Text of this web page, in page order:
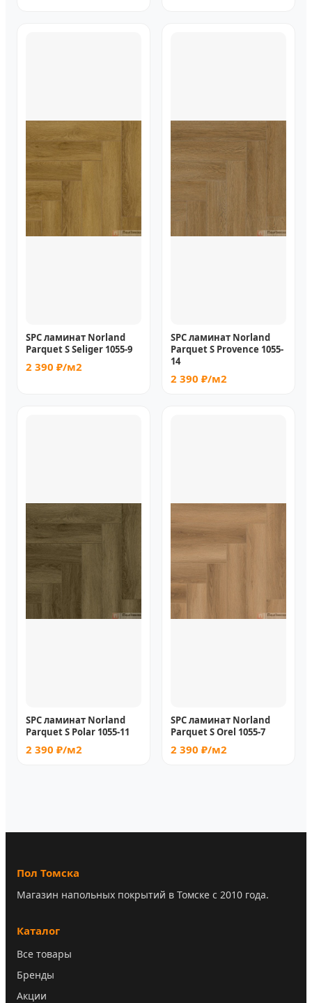
SPC ламинат Norland
Parquet S Seliger 1055-9
2 390 ₽/м2
SPC ламинат Norland
Parquet S Provence 1055-
14
2 390 ₽/м2
SPC ламинат Norland
Parquet S Polar 1055-11
2 390 ₽/м2
SPC ламинат Norland
Parquet S Orel 1055-7
2 390 ₽/м2
Пол Томска
Магазин напольных покрытий в Томске с 2010 года.
Каталог
Все товары
Бренды
Акции